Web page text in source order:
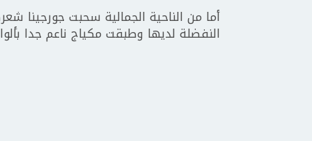
أما من الناحية الجمالية سحبت جورجينا
النفضلة لديها وطبقت مكياج ناعم جدا